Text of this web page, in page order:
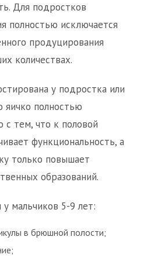
Для подростков
полностью исключается
продуцирования
количествах.
у подростка или
яичко полностью
с тем, что к половой
функциональность, а
только повышает
образований.
мальчиков 5-9 лет:
в брюшной полости;